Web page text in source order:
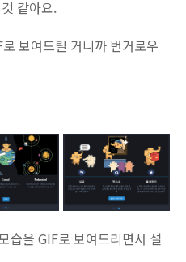
같아요.
보여드릴 거니까 번거로우
습을 GIF로 보여드리면서 설